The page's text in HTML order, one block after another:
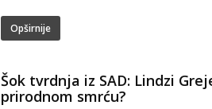
Opširnije
Šok tvrdnja iz SAD: Lindzi
prirodnom smrću?